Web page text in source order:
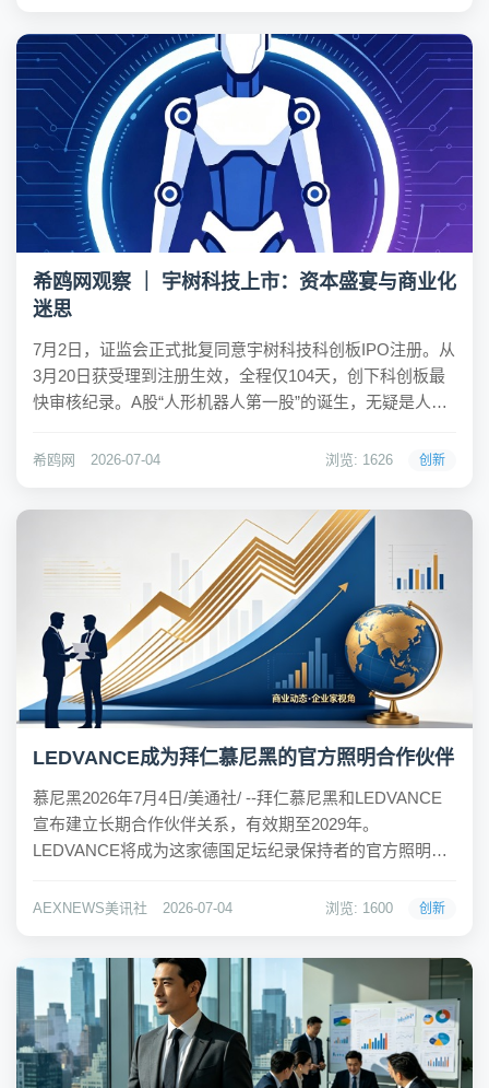
希鸥网观察 ｜ 宇树科技上市：资本盛宴与商业化
迷思
7月2日，证监会正式批复同意宇树科技科创板IPO注册。从
3月20日获受理到注册生效，全程仅104天，创下科创板最
快审核纪录。A股“人形机器人第一股”的诞生，无疑是人形
科技面临的真正考验才刚刚开始——尤其是在产品如何真
希鸥网 2026-07-04 浏览: 1626 创新
LEDVANCE成为拜仁慕尼黑的官方照明合作伙伴
慕尼黑2026年7月4日/美通社/ --拜仁慕尼黑和LEDVANCE
宣布建立长期合作伙伴关系，有效期至2029年。
LEDVANCE将成为这家德国足坛纪录保持者的官方照明合
黑开展独家合作。 双方有着共同的志向和地域渊源：均扎
AEXNEWS美讯社 2026-07-04 浏览: 1600 创新